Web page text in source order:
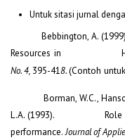
Untuk sitasi jurnal
Bebbington, A. (1999).
Resources in
No. 4, 395-418.(Contoh
Borman, W.C., Hanson,
L.A. (1993). Role of
performance.Journal of